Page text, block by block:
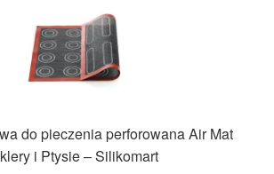
do pieczenia perforowana Air Mat
i Ptysie – Silikomart